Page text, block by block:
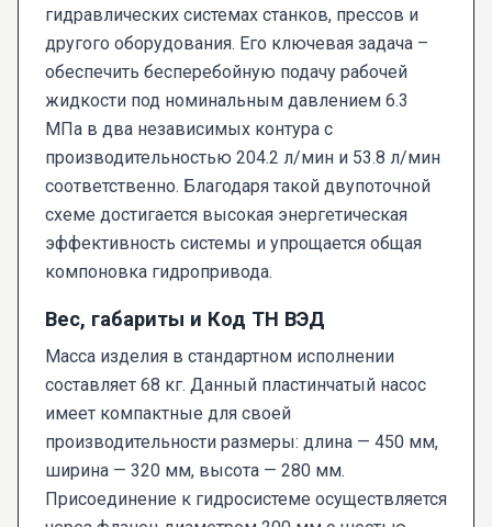
гидравлических системах станков, прессов и
другого оборудования. Его ключевая задача –
обеспечить бесперебойную подачу рабочей
жидкости под номинальным давлением 6.3
МПа в два независимых контура с
производительностью 204.2 л/мин и 53.8 л/мин
соответственно. Благодаря такой двупоточной
схеме достигается высокая энергетическая
эффективность системы и упрощается общая
компоновка гидропривода.
Вес, габариты и Код ТН ВЭД
Масса изделия в стандартном исполнении
составляет 68 кг. Данный пластинчатый насос
имеет компактные для своей
производительности размеры: длина — 450 мм,
ширина — 320 мм, высота — 280 мм.
Присоединение к гидросистеме осуществляется